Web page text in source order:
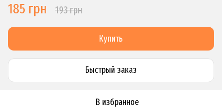
185 грн 193 грн
Купить
Быстрый заказ
В избранное